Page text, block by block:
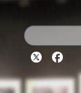
Twitter